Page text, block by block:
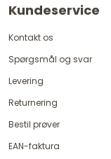
Kundeservice
Kontakt os
Spørgsmål og svar
Levering
Returnering
Bestil prøver
EAN-faktura